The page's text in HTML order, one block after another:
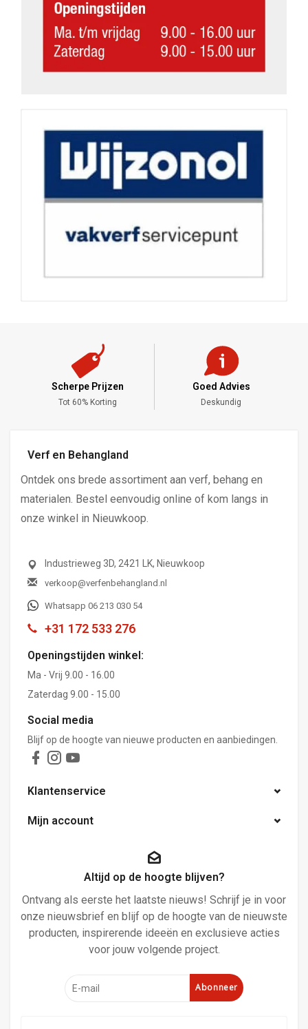
Scherpe Prijzen
Tot 60% Korting
Goed Advies
Deskundig
Verf en Behangland
Ontdek ons brede assortiment aan verf, behang en
materialen. Bestel eenvoudig online of kom langs in
onze winkel in Nieuwkoop.
Industrieweg 3D, 2421 LK, Nieuwkoop
verkoop@verfenbehangland.nl
Whatsapp 06 213 030 54
+31 172 533 276
Openingstijden winkel:
Ma - Vrij 9.00 - 16.00
Zaterdag 9.00 - 15.00
Social media
Blijf op de hoogte van nieuwe producten en aanbiedingen.
Klantenservice
Mijn account
Altijd op de hoogte blijven?
Ontvang als eerste het laatste nieuws! Schrijf je in voor
onze nieuwsbrief en blijf op de hoogte van de nieuwste
producten, inspirerende ideeën en exclusieve acties
voor jouw volgende project.
Abonneer